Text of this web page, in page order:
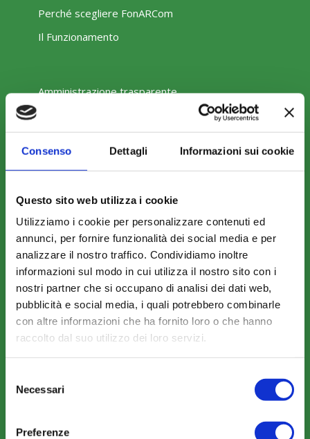
Consenso Dettagli Informazioni sui cookie
Questo sito web utilizza i cookie
Utilizziamo i cookie per personalizzare contenuti ed
annunci, per fornire funzionalità dei social media e per
analizzare il nostro traffico. Condividiamo inoltre
informazioni sul modo in cui utilizza il nostro sito con i
nostri partner che si occupano di analisi dei dati web,
pubblicità e social media, i quali potrebbero combinarle
con altre informazioni che ha fornito loro o che hanno
raccolto dal suo utilizzo dei loro servizi.
delNecessari
Preferenze
Perché scegliere FonARCom
Il Funzionamento
Amministrazione trasparente
COME ADERIRE
Mobilità e Portabilità
Strumenti
COMUNICAZIONI
News
Rassegna Stampa